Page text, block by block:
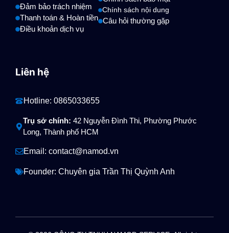
Đảm bảo trách nhiệm
Thanh toán & Hoàn tiền
Điều khoản dịch vụ
Chính sách nội dung
Câu hỏi thường gặp
Liên hệ
Hotline: 0865033655
Trụ sở chính: 42 Nguyễn Đình Thi, Phường Phước
Long, Thành phố HCM
Email: contact@namod.vn
Founder: Chuyên gia Trần Thị Quỳnh Anh